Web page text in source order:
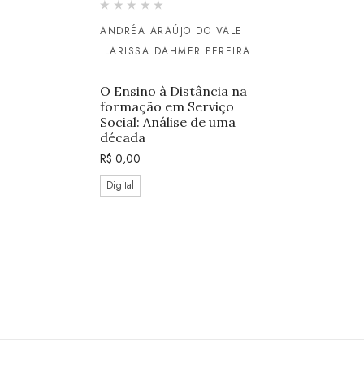
ANDRÉA ARAÚJO DO VALE
LARISSA DAHMER PEREIRA
O Ensino à Distância na
formação em Serviço
Social: Análise de uma
década
R$ 0,00
Digital